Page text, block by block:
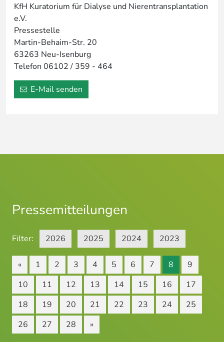
KfH Kuratorium für Dialyse und Nierentransplantation
e.V.
Pressestelle
Martin-Behaim-Str. 20
63263 Neu-Isenburg
Telefon 06102 / 359 - 464
E-Mail senden
Pressemitteilungen
Filter: 2026 2025 2024 2023
« 1 2 3 4 5 6 7 8
9
10
11 12 13 14 15 16
17
18
19 20 21 22 23 24
25
26
27 28 »